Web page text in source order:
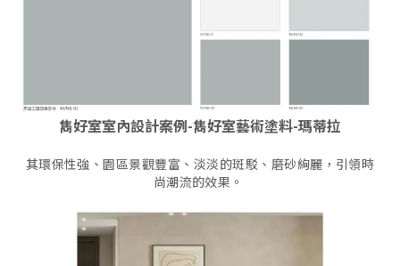
雋好室室內設計案例-雋好室藝術塗料-瑪蒂拉
其環保性強、園區景觀豐富、淡淡的斑駁、磨砂絢麗，引領時
尚潮流的效果。